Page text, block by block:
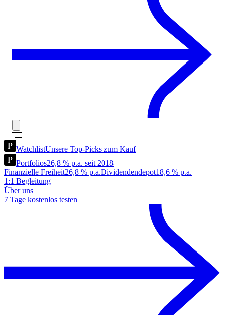
WatchlistUnsere Top-Picks zum Kauf
Portfolios26,8 % p.a. seit 2018
Finanzielle Freiheit26,8 % p.a.Dividendendepot18,6 % p.a.
1:1 Begleitung
Über uns
7 Tage kostenlos testen